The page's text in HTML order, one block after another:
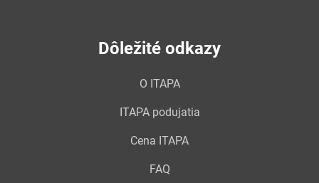
Dôležité odkazy
O ITAPA
ITAPA podujatia
Cena ITAPA
FAQ